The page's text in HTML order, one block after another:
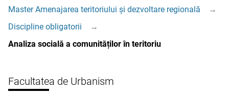
Master Amenajarea teritoriului și dezvoltare regională
→
Discipline obligatorii
→
Analiza socială a comunităților în teritoriu
Facultatea de Urbanism